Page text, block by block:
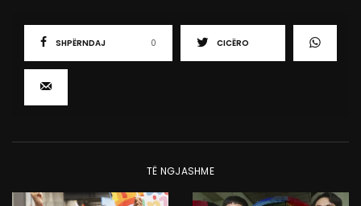
SHPËRNDAJ 0 CICËRO
TË NGJASHME